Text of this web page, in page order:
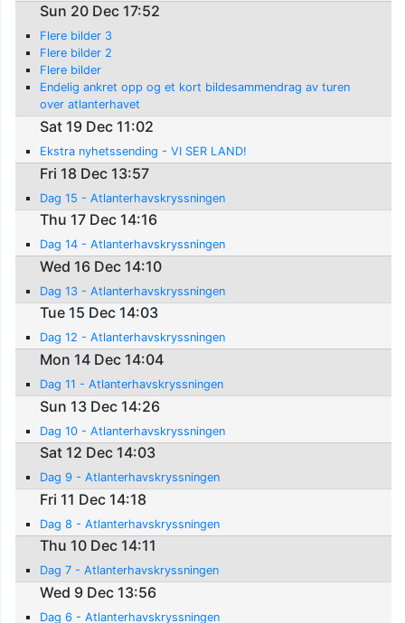
Sun 20 Dec 17:52
Flere bilder 3
Flere bilder 2
Flere bilder
Endelig ankret opp og et kort bildesammendrag av turen
over atlanterhavet
Sat 19 Dec 11:02
Ekstra nyhetssending - VI SER LAND!
Fri 18 Dec 13:57
Dag 15 - Atlanterhavskryssningen
Thu 17 Dec 14:16
Dag 14 - Atlanterhavskryssningen
Wed 16 Dec 14:10
Dag 13 - Atlanterhavskryssningen
Tue 15 Dec 14:03
Dag 12 - Atlanterhavskryssningen
Mon 14 Dec 14:04
Dag 11 - Atlanterhavskryssningen
Sun 13 Dec 14:26
Dag 10 - Atlanterhavskryssningen
Sat 12 Dec 14:03
Dag 9 - Atlanterhavskryssningen
Fri 11 Dec 14:18
Dag 8 - Atlanterhavskryssningen
Thu 10 Dec 14:11
Dag 7 - Atlanterhavskryssningen
Wed 9 Dec 13:56
Dag 6 - Atlanterhavskryssningen